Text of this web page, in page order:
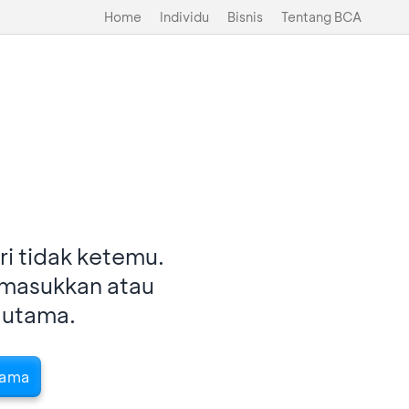
Home Individu Bisnis Tentang BCA
tidak ketemu.
atau